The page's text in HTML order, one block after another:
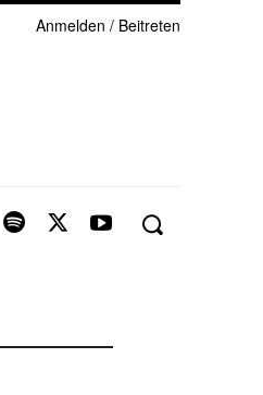
Anmelden / Beitreten